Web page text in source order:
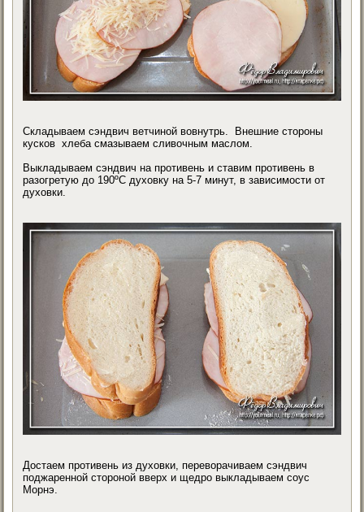
Складываем сэндвич ветчиной вовнутрь. Внешние стороны
кусков хлеба смазываем сливочным маслом.
Выкладываем сэндвич на противень и ставим противень в
разогретую до 190ºС духовку на 5-7 минут, в зависимости от
духовки.
Достаем противень из духовки, переворачиваем сэндвич
поджаренной стороной вверх и щедро выкладываем соус
Морнэ.